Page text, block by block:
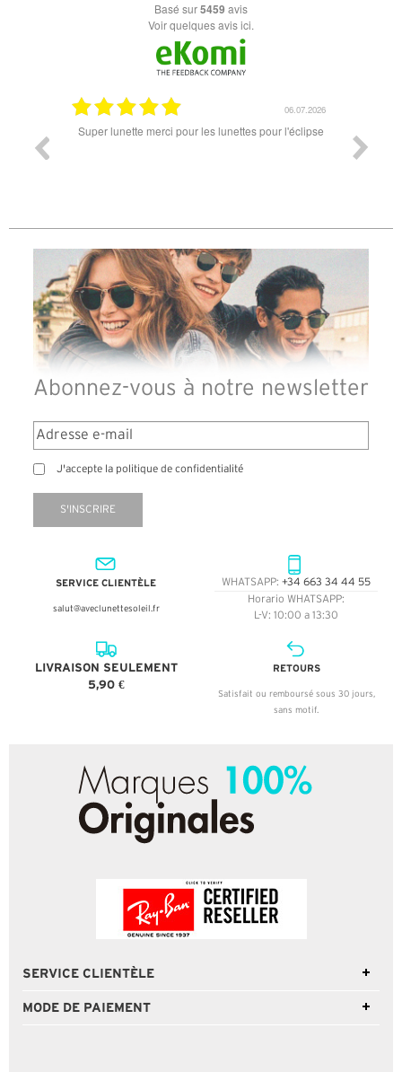
basé sur5459 avis
Voir quelques avis ici.
06.07.2026
Super lunette merci pour les lunettes pour l'éclipse
Abonnez-vous à notre newsletter
J'accepte la politique de confidentialité
S'INSCRIRE
SERVICE CLIENTÈLE
salut@aveclunettesoleil.fr
WHATSAPP: +34 663 34 44 55
Horario WHATSAPP:
L-V: 10:00 a 13:30
LIVRAISON SEULEMENT
5,90 €
RETOURS
Satisfait ou remboursé sous 30 jours,
sans motif.
SERVICE CLIENTÈLE
MODE DE PAIEMENT